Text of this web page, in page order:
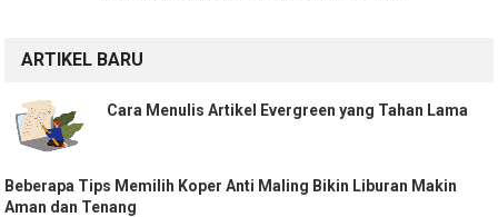
ARTIKEL BARU
Cara Menulis Artikel Evergreen yang Tahan Lama
Beberapa Tips Memilih Koper Anti Maling Bikin Liburan Makin
Aman dan Tenang